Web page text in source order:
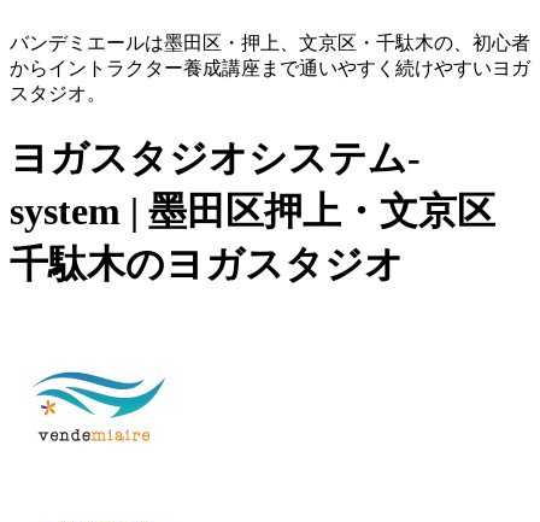
バンデミエールは墨田区・押上、文京区・千駄木の、初心者
からイントラクター養成講座まで通いやすく続けやすいヨガ
スタジオ。
ヨガスタジオシステム-
system | 墨田区押上・文京区
千駄木のヨガスタジオ